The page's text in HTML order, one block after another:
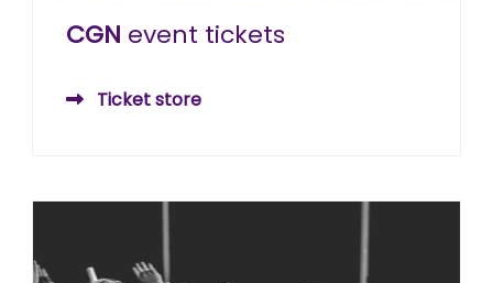
CGN event tickets
Ticket store